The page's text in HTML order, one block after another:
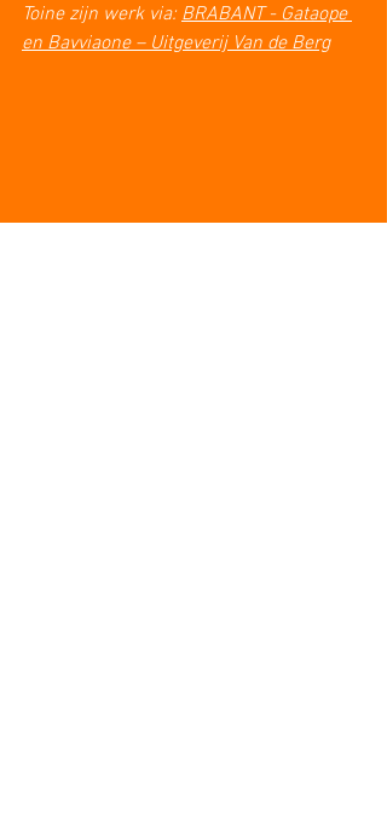
Toine zijn werk via: BRABANT - Gataope
en Bavviaone – Uitgeverij Van de Berg